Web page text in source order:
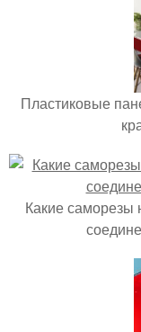
Пластиковые
Какие